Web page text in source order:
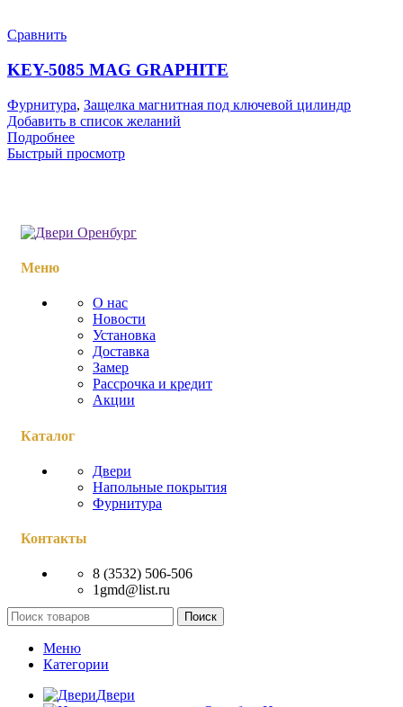
Сравнить
KEY-5085 MAG GRAPHITE
Фурнитура, Защелка магнитная под ключевой цилиндр
Добавить в список желаний
Подробнее
Быстрый просмотр
Меню
О нас
Новости
Установка
Доставка
Замер
Рассрочка и кредит
Акции
Каталог
Двери
Напольные покрытия
Фурнитура
Контакты
8 (3532) 506-506
1gmd@list.ru
Поиск
Меню
Категории
Двери